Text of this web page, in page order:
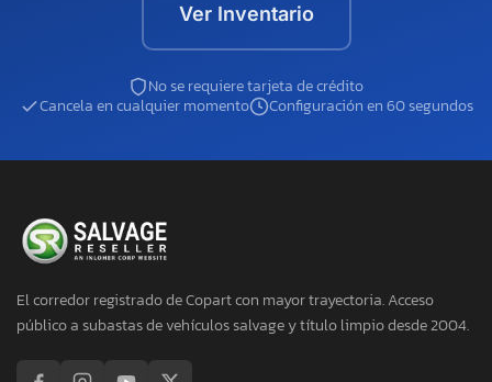
Ver Inventario
No se requiere tarjeta de crédito
Cancela en cualquier momento
Configuración en 60 segundos
El corredor registrado de Copart con mayor trayectoria. Acceso
público a subastas de vehículos salvage y título limpio desde 2004.